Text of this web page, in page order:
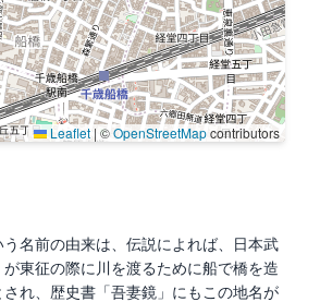
Leaflet | ©OpenStreetMapcontributors
名前の由来は、伝説によれば、日本武
東征の際に川を渡るために船で橋を造
され、歴史書「吾妻鏡」にもこの地名が